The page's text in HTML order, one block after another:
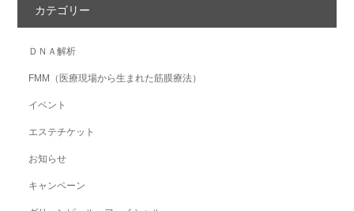
カテゴリー
ＤＮＡ解析
FMM（医療現場から生まれた筋膜療法）
イベント
エステチケット
お知らせ
キャンペーン